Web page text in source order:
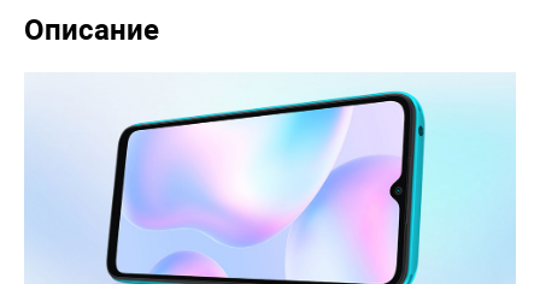
Описание